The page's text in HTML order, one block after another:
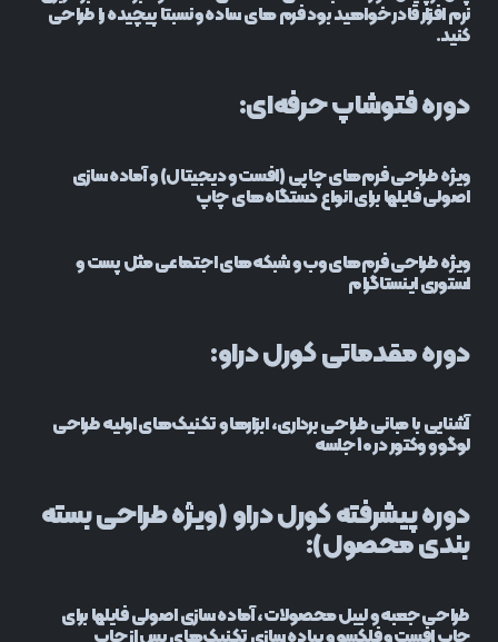
نرم افزار قادر خواهید بود فرم های ساده و نسبتا پیچیده را طراحی
کنید.
دوره‌ فتوشاپ حرفه‌ای:
ویژه طراحی فرم‌های چاپی (افست و دیجیتال) و آماده سازی
اصولی فایلها برای انواع دستگاه‌های چاپ
ویژه طراحی فرم‌های وب و شبکه‌های اجتماعی مثل پست و
استوری اینستاگرام
دوره مقدماتی کورل دراو:
آشنایی با مبانی طراحی برداری، ابزارها و تکنیک‌های اولیه طراحی
لوگو و وکتور در 10 جلسه
دوره پیشرفته کورل دراو (ویژه طراحی بسته
بندی محصول):
طراحی جعبه و لیبل محصولات، آماده سازی اصولی فایلها برای